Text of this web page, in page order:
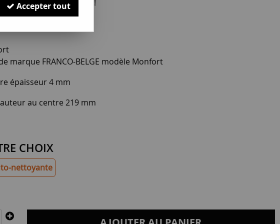
à donner votre avis !
TTC
marque FRANCO-BELGE modèle Monfort
épaisseur 4 mm
au centre 219 mm
CHOIX
nettoyante
Accepter tout